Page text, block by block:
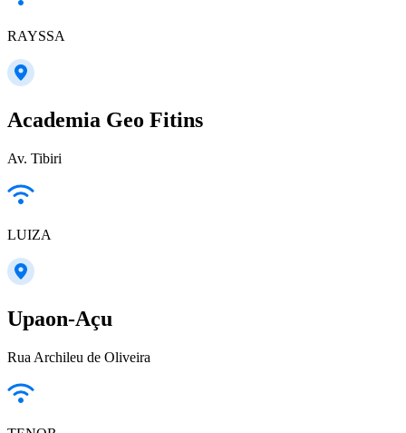
RAYSSA
Academia Geo Fitins
Av. Tibiri
LUIZA
Upaon-Açu
Rua Archileu de Oliveira